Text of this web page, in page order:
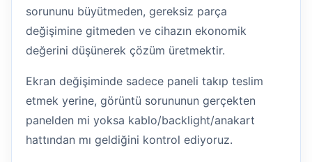
sorununu büyütmeden, gereksiz parça
değişimine gitmeden ve cihazın ekonomik
değerini düşünerek çözüm üretmektir.
Ekran değişiminde sadece paneli takıp teslim
etmek yerine, görüntü sorununun gerçekten
panelden mi yoksa kablo/backlight/anakart
hattından mı geldiğini kontrol ediyoruz.